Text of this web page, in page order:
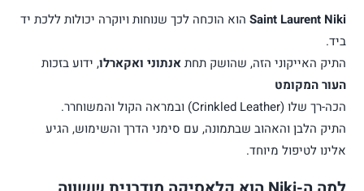
Saint Laurent Niki הוא הוכחה לכך שנוחות ויוקרה יכולות ללכת יד
ביד.
התיק האייקוני הזה, שהושק תחתאנתוני ואקארלו, ידוע בזכות
העור המקומט
הכה-רך שלו (Crinkled Leather) ובמראה הקול והמשוחרר.
התיק הלבן והאהוב שבתמונה, עם סימני הדרך והשימוש, הגיע
אלינו לטיפול מיוחד.